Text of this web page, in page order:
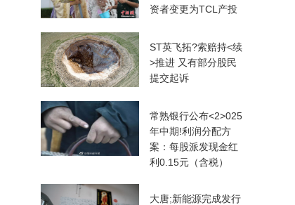
资者变更为TCL产投
ST英飞拓?索赔持<续
>推进 又有部分股民
提交起诉
常熟银行公布<2>025
年中期!利润分配方
案：每股派发现金红
利0.15元（含税）
大唐;新能源完成发行